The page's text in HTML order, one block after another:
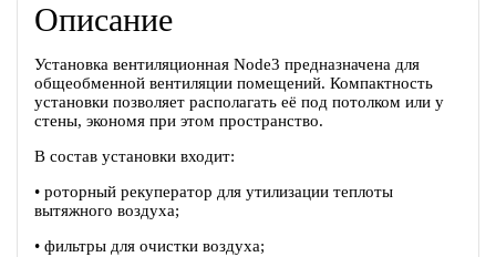
Описание
Установка вентиляционная Node3 предназначена для
общеобменной вентиляции помещений. Компактность
установки позволяет располагать её под потолком или у
стены, экономя при этом пространство.
В состав установки входит:
• роторный рекуператор для утилизации теплоты
вытяжного воздуха;
• фильтры для очистки воздуха;